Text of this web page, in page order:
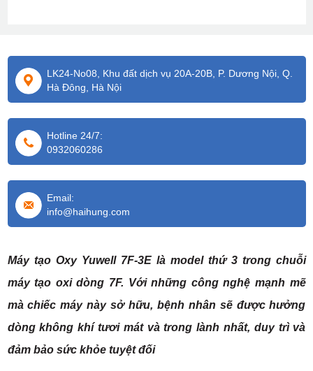
LK24-No08, Khu đất dịch vụ 20A-20B, P. Dương Nội, Q.
Hà Đông, Hà Nội
Hotline 24/7:
0932060286
Email:
info@haihung.com
Máy tạo Oxy Yuwell 7F-3Elà model thứ 3 trong chuỗi
máy tạo oxi dòng 7F. Với những công nghệ mạnh mẽ
mà chiếc máy này sở hữu, bệnh nhân sẽ được hưởng
dòng không khí tươi mát và trong lành nhất, duy trì và
đảm bảo sức khỏe tuyệt đối